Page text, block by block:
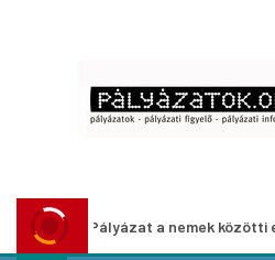
közötti egyenlőség európai